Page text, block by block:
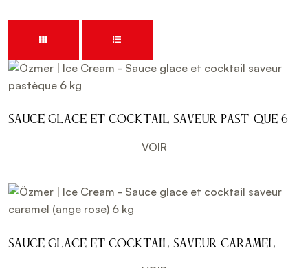
Sauce glace et cocktail saveur pastèque 6
VOIR
Sauce glace et cocktail saveur caramel